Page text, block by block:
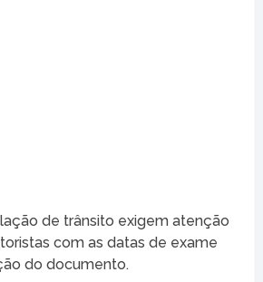
de trânsito exigem atenção
com as datas de exame
do documento.